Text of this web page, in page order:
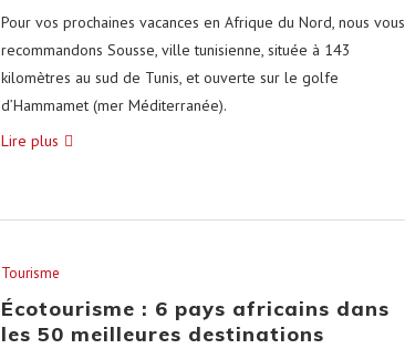
Pour vos prochaines vacances en Afrique du Nord, nous vous
recommandons Sousse, ville tunisienne, située à 143
kilomètres au sud de Tunis, et ouverte sur le golfe
d’Hammamet (mer Méditerranée).
Lire plus
Tourisme
Écotourisme : 6 pays africains dans
les 50 meilleures destinations